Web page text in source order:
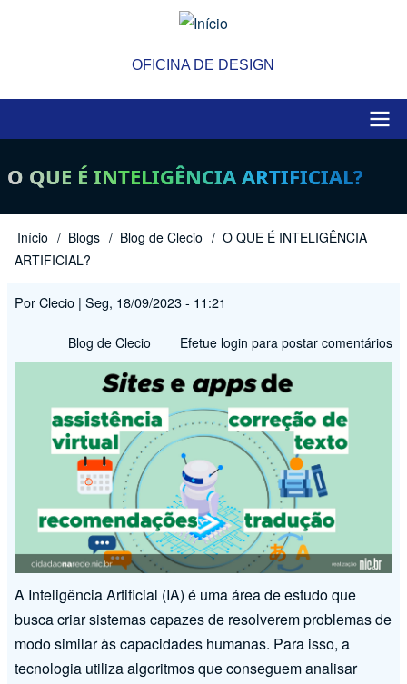
OFICINA DE DESIGN
navigation
O QUE É INTELIGÊNCIA ARTIFICIAL?
Trilha
navegação
Início Blogs Blog de Clecio
O QUE É INTELIGÊNCIA
ARTIFICIAL?
PorClecio | Seg, 18/09/2023 - 11:21
Blog de Clecio Efetue login para postar comentários
A Inteligência Artificial (IA) é uma área de estudo que
busca criar sistemas capazes de resolverem problemas de
modo similar às capacidades humanas. Para isso, a
tecnologia utiliza algoritmos que conseguem analisar